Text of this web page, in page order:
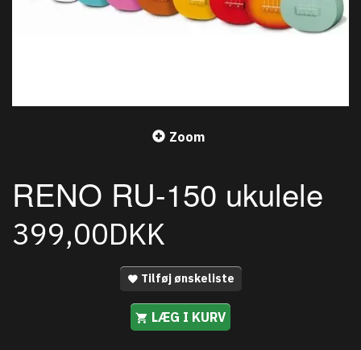
Zoom
RENO RU-150 ukulele
399,00DKK
Tilføj ønskeliste
LÆG I KURV